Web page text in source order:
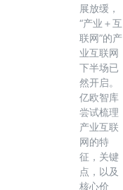
展放缓，
“产业＋互
联网”的产
业互联网
下半场已
然开启。
亿欧智库
尝试梳理
产业互联
网的特
征，关键
点，以及
核心价